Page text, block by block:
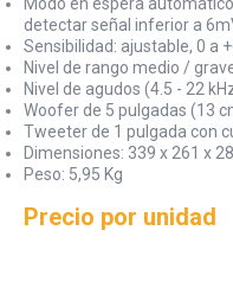
detectar señal inferior a
Sensibilidad: ajustable, 0 a
Nivel de rango medio /
Nivel de agudos (4.5 - 22
Woofer de 5 pulgadas (13
Tweeter de 1 pulgada con
Dimensiones: 339 x 261 x
Peso: 5,95 Kg
Precio por unidad